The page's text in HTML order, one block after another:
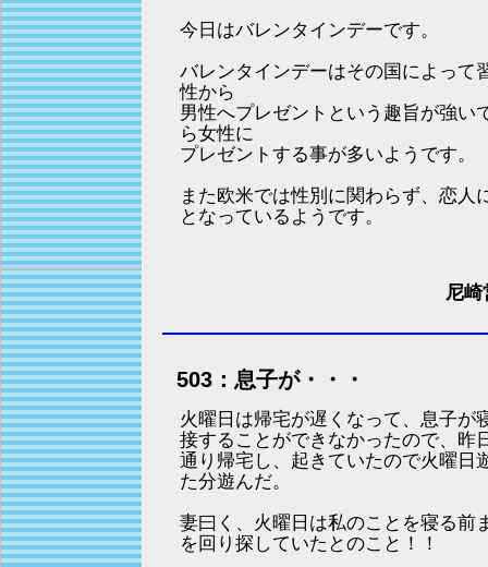
今日はバレンタインデーです。
バレンタインデーはその国によって
性から
男性へプレゼントという趣旨が強い
ら女性に
プレゼントする事が多いようです。
また欧米では性別に関わらず、恋人
となっているようです。
尼
503：息子が・・・
火曜日は帰宅が遅くなって、息子が
接することができなかったので、昨
通り帰宅し、起きていたので火曜日
た分遊んだ。
妻曰く、火曜日は私のことを寝る前
を回り探していたとのこと！！